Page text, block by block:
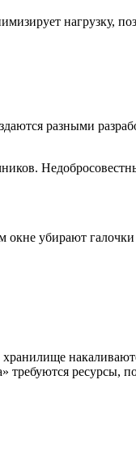
нагрузку,
разными
окне убирают
хранилище
ресурсы,